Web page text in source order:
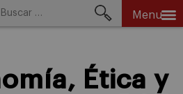
Menu
Ética y